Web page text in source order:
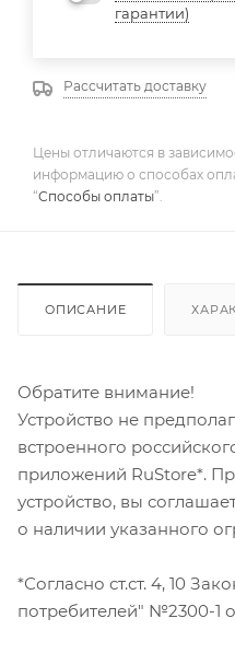
гарантии)
Рассчитать доставку
Цены отличаются в
информацию о способах
“Способы оплаты”.
ОПИСАНИЕ
Обратите внимание!
Устройство не
встроенного
приложений RuStore*.
устройство, вы
о наличии указанного
*Согласно ст.ст. 4, 10
потребителей" №2300-1